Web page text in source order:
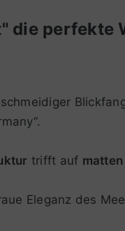
die perfekte
trifft auf
Eleganz des